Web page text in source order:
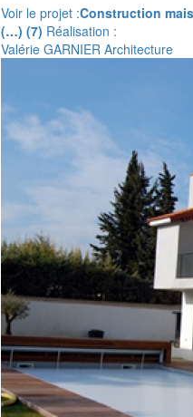
Voir le projet :Construction
(…) (7) Réalisation :
Valérie GARNIER Architecture